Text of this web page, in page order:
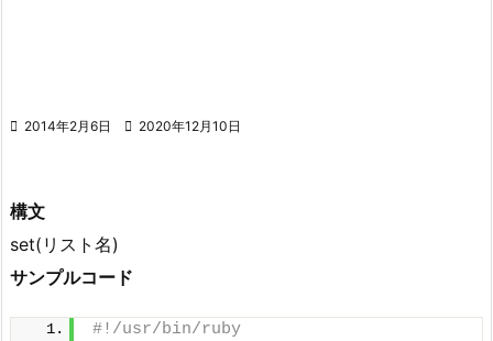
 2014年2月6日  2020年12月10日
構文
set(リスト名)
サンプルコード
#!/usr/bin/ruby